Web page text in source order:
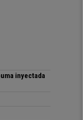
inyectada